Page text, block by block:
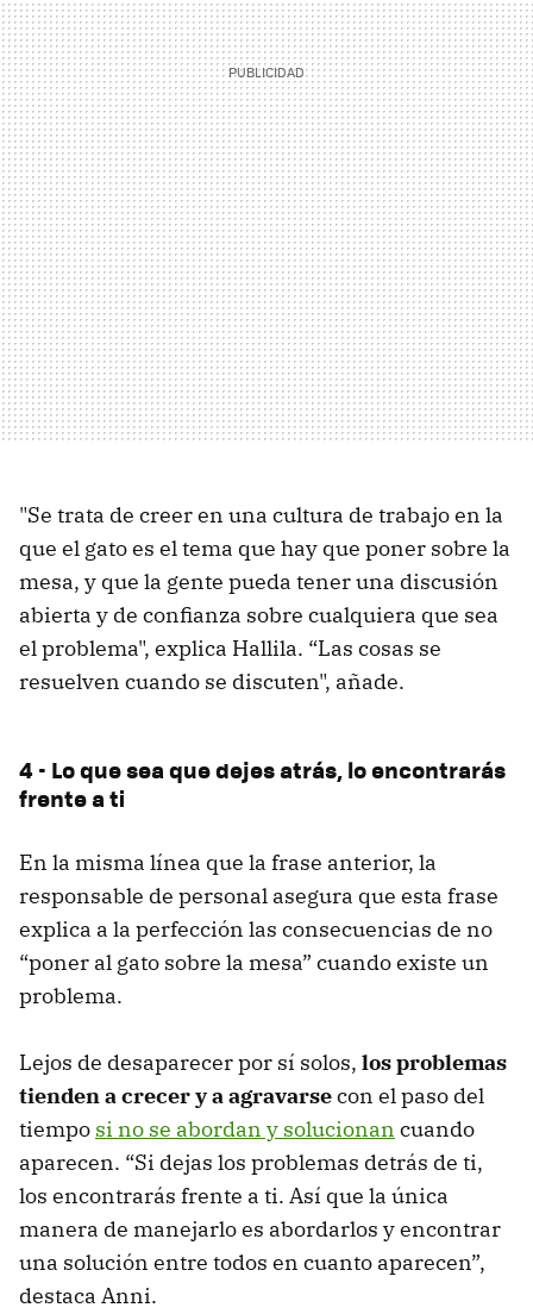
"Se trata de creer en una cultura de trabajo en la
que el gato es el tema que hay que poner sobre la
mesa, y que la gente pueda tener una discusión
abierta y de confianza sobre cualquiera que sea
el problema", explica Hallila. “Las cosas se
resuelven cuando se discuten", añade.
4 - Lo que sea que dejes atrás, lo encontrarás
frente a ti
En la misma línea que la frase anterior, la
responsable de personal asegura que esta frase
explica a la perfección las consecuencias de no
“poner al gato sobre la mesa” cuando existe un
problema.
Lejos de desaparecer por sí solos, los problemas
tienden a crecer y a agravarsecon el paso del
tiempo si no se abordan y solucionan cuando
aparecen. “Si dejas los problemas detrás de ti,
los encontrarás frente a ti. Así que la única
manera de manejarlo es abordarlos y encontrar
una solución entre todos en cuanto aparecen”,
destaca Anni.